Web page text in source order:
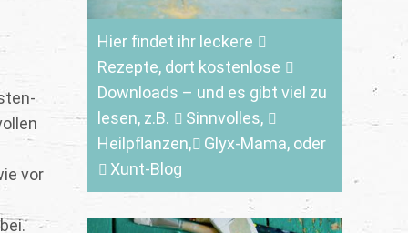
Hier findet ihr leckere
Rezepte, dort kostenlose
Downloads – und es gibt viel zu
lesen, z.B.
Sinnvolles,
Heilpflanzen,
Glyx-Mama, oder
Xunt-Blog
vor